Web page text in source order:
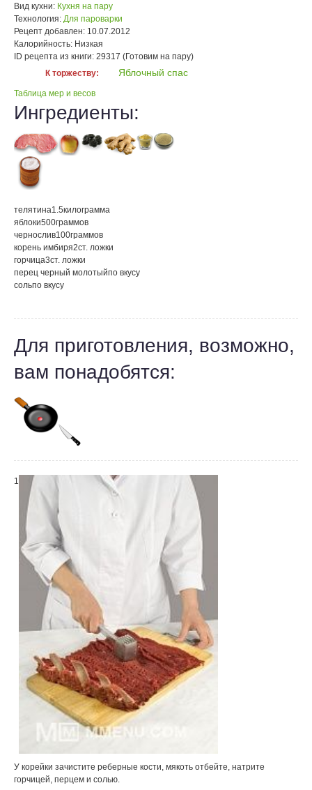
Вид кухни: Кухня на пару
Технология: Для пароварки
Рецепт добавлен: 10.07.2012
Калорийность: Низкая
ID рецепта из книги: 29317 (Готовим на пару)
К торжеству:
Яблочный спас
Таблица мер и весов
Ингредиенты:
телятина1.5килограмма
яблоки500граммов
чернослив100граммов
корень имбиря2ст. ложки
горчица3ст. ложки
перец черный молотыйпо вкусу
сольпо вкусу
Для приготовления, возможно,
вам понадобятся:
1
У корейки зачистите реберные кости, мякоть отбейте, натрите
горчицей, перцем и солью.